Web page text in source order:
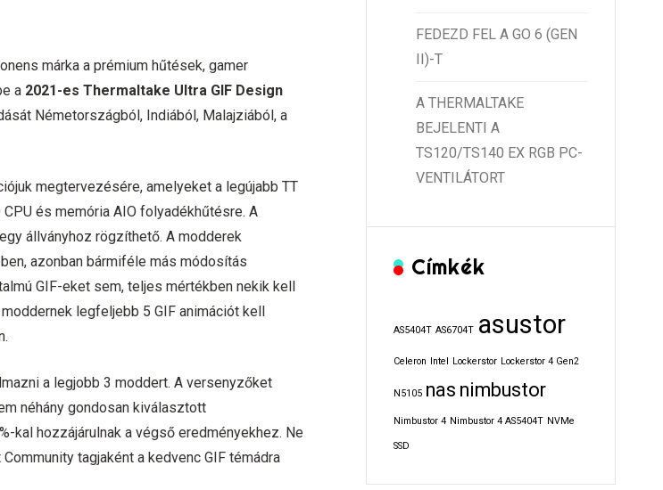
márka a prémium hűtések, gamer
a 2021-es Thermaltake Ultra GIF Design
Németországból, Indiából, Malajziából, a
megtervezésére, amelyeket a legújabb TT
és memória AIO folyadékhűtésre. A
állványhoz rögzíthető. A modderek
azonban bármiféle más módosítás
GIF-eket sem, teljes mértékben nekik kell
legfeljebb 5 GIF animációt kell
a legjobb 3 moddert. A versenyzőket
néhány gondosan kiválasztott
kal hozzájárulnak a végső eredményekhez. Ne
tagjaként a kedvenc GIF témádra
FEDEZD FEL A GO 6 (GEN
II)-T
A THERMALTAKE
BEJELENTI A
TS120/TS140 EX RGB PC-
VENTILÁTORT
Címkék
AS5404T AS6704T asustor
Celeron Intel Lockerstor Lockerstor 4 Gen2
N5105 nas nimbustor
Nimbustor 4 Nimbustor 4 AS5404T NVMe
SSD